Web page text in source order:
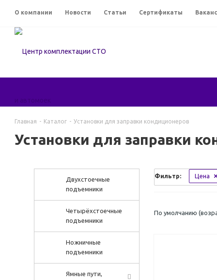
О компании Новости Статьи Сертификаты
Главная - Каталог - Установки для заправки кондиционеров
Установки для заправки
Фильтр: Цена
По умолчанию
Двухстоечные
подъемники
Четырёхстоечные
подъемники
Ножничные
подъемники
Ямные пути,